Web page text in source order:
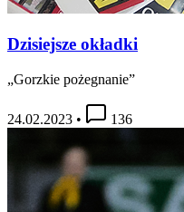
Dzisiejsze okładki
„Gorzkie pożegnanie”
24.02.2023 • 136